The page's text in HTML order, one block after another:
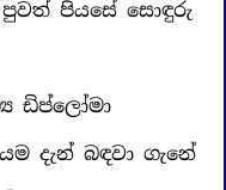
පියසේ සොඳුරු
ඩිප්ලෝමා
දැන් බඳවා ගැනේ